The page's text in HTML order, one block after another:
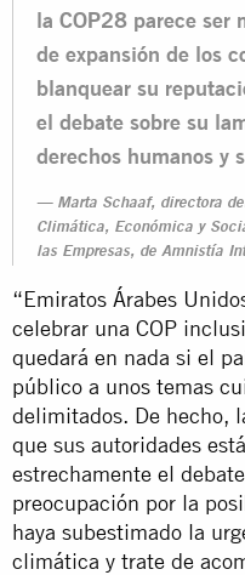
la COP28 parece ser
de expansión de los
blanquear su
el debate sobre su
derechos humanos y
Marta Schaaf, directora
Climática, Económica y
las Empresas, de Amnistía
“Emiratos Árabes
celebrar una COP
quedará en nada si el
público a unos temas
delimitados. De hecho,
que sus autoridades
estrechamente el
preocupación por la
haya subestimado la
climática y trate de